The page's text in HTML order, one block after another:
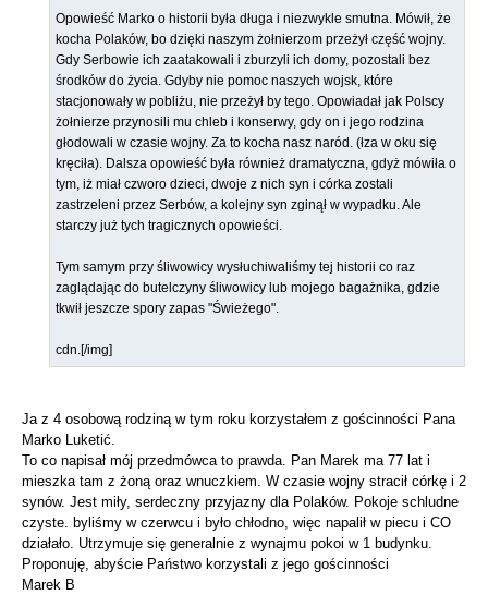
Opowieść Marko o historii była długa i niezwykle smutna. Mówił, że
kocha Polaków, bo dzięki naszym żołnierzom przeżył część wojny.
Gdy Serbowie ich zaatakowali i zburzyli ich domy, pozostali bez
środków do życia. Gdyby nie pomoc naszych wojsk, które
stacjonowały w pobliżu, nie przeżył by tego. Opowiadał jak Polscy
żołnierze przynosili mu chleb i konserwy, gdy on i jego rodzina
głodowali w czasie wojny. Za to kocha nasz naród. (łza w oku się
kręciła). Dalsza opowieść była również dramatyczna, gdyż mówiła o
tym, iż miał czworo dzieci, dwoje z nich syn i córka zostali
zastrzeleni przez Serbów, a kolejny syn zginął w wypadku. Ale
starczy już tych tragicznych opowieści.
Tym samym przy śliwowicy wysłuchiwaliśmy tej historii co raz
zaglądając do butelczyny śliwowicy lub mojego bagażnika, gdzie
tkwił jeszcze spory zapas "Świeżego".
cdn.[/img]
Ja z 4 osobową rodziną w tym roku korzystałem z gościnności Pana
Marko Luketić.
To co napisał mój przedmówca to prawda. Pan Marek ma 77 lat i
mieszka tam z żoną oraz wnuczkiem. W czasie wojny stracił córkę i 2
synów. Jest miły, serdeczny przyjazny dla Polaków. Pokoje schludne
czyste. byliśmy w czerwcu i było chłodno, więc napalił w piecu i CO
działało. Utrzymuje się generalnie z wynajmu pokoi w 1 budynku.
Proponuję, abyście Państwo korzystali z jego gościnności
Marek B